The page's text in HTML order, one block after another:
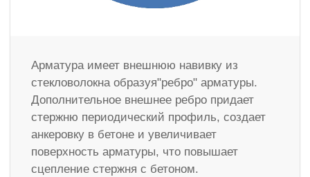
Арматура имеет внешнюю навивку из
стекловолокна образуя"ребро" арматуры.
Дополнительное внешнее ребро придает
стержню периодический профиль, создает
анкеровку в бетоне и увеличивает
поверхность арматуры, что повышает
сцепление стержня с бетоном.